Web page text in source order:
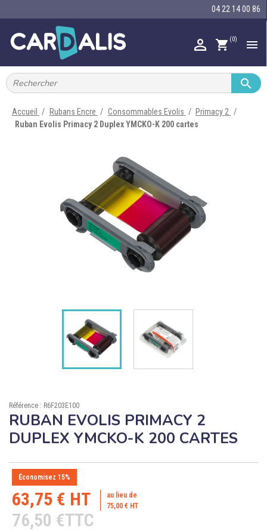
04 22 14 00 86
 shopping_cart (0) 
IMPRIMANTES À BADGES 
CARTE ET BADGE
Blog

Accueil Rubans Encre Consommables Evolis
Primacy 2
Ruban Evolis Primacy 2 Duplex YMCKO-K 200 cartes
Référence : R6F203E100
RUBAN EVOLIS PRIMACY 2
DUPLEX YMCKO-K 200 CARTES
Économisez 15%
63,75 € HT
76,50 €TTC
au lieu de
75,00 € HT